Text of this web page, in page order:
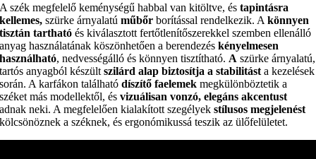
A szék megfelelő keménységű habbal van kitöltve, éstapintásra
kellemes, szürke árnyalatúműbőr borítással rendelkezik. Akönnyen
tisztán tartható és kiválasztott fertőtlenítőszerekkel szemben ellenálló
anyag használatának köszönhetően a berendezéskényelmesen
használható, nedvességálló és könnyen tisztítható. A szürke árnyalatú,
tartós anyagból készültszilárd alap biztosítja a stabilitást a kezelések
során. A karfákon találhatódíszítő faelemek megkülönböztetik a
széket más modellektől, ésvizuálisan vonzó, elegáns akcentust
adnak neki. A megfelelően kialakított szegélyekstílusos megjelenést
kölcsönöznek a széknek, és ergonómikussá teszik az ülőfelületet.